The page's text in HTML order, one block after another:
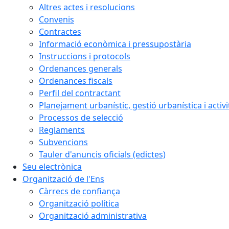
Altres actes i resolucions
Convenis
Contractes
Informació econòmica i pressupostària
Instruccions i protocols
Ordenances generals
Ordenances fiscals
Perfil del contractant
Planejament urbanístic, gestió urbanística i
Processos de selecció
Reglaments
Subvencions
Tauler d'anuncis oficials (edictes)
Seu electrònica
Organització de l'Ens
Càrrecs de confiança
Organització política
Organització administrativa